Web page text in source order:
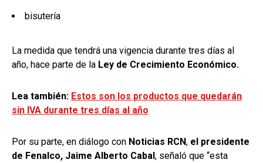
bisutería
La medida que tendrá una vigencia durante tres días al
año, hace parte de la Ley de Crecimiento Económico.
Lea también: Estos son los productos que quedarán
sin IVA durante tres días al año
Por su parte, en diálogo con Noticias RCN, el presidente
de Fenalco, Jaime Alberto Cabal, señaló que “esta